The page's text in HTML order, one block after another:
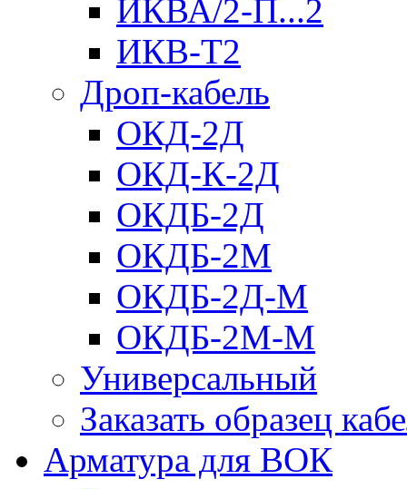
ИКВА/2-П...2
ИКВ-Т2
Дроп-кабель
ОКД-2Д
ОКД-К-2Д
ОКДБ-2Д
ОКДБ-2М
ОКДБ-2Д-М
ОКДБ-2М-М
Универсальный
Заказать образец
Арматура для ВОК